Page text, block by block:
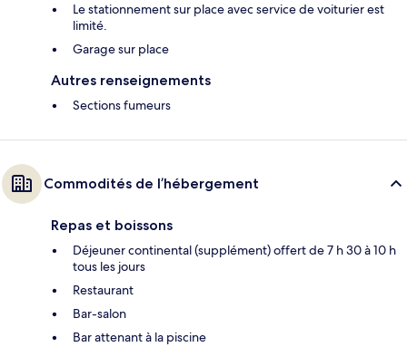
Le stationnement sur place avec service de voiturier est
limité.
Garage sur place
Autres renseignements
Sections fumeurs
Commodités de l’hébergement
Repas et boissons
Déjeuner continental (supplément) offert de 7 h 30 à 10 h
tous les jours
Restaurant
Bar-salon
Bar attenant à la piscine